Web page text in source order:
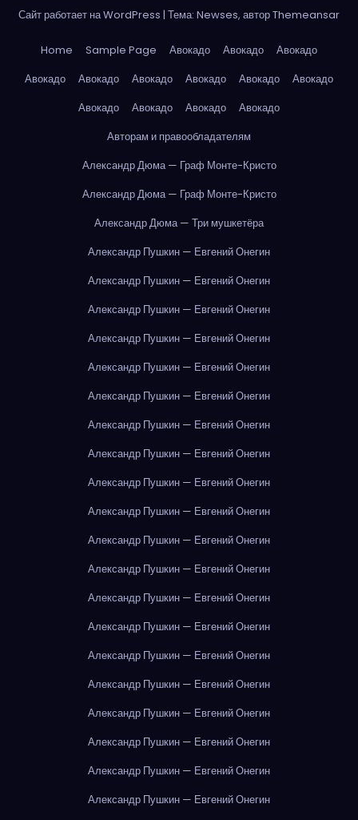
Сайт работает на WordPress | Тема: Newses, авторThemeansar
Home Sample Page Авокадо Авокадо
Авокадо
Авокадо
Авокадо Авокадо Авокадо Авокадо
Авокадо
Авокадо
Авокадо Авокадо
Авокадо
Авторам и правообладателям
Александр Дюма — Граф Монте-Кристо
Александр Дюма — Граф Монте-Кристо
Александр Дюма — Три мушкетёра
Александр Пушкин — Евгений Онегин
Александр Пушкин — Евгений Онегин
Александр Пушкин — Евгений Онегин
Александр Пушкин — Евгений Онегин
Александр Пушкин — Евгений Онегин
Александр Пушкин — Евгений Онегин
Александр Пушкин — Евгений Онегин
Александр Пушкин — Евгений Онегин
Александр Пушкин — Евгений Онегин
Александр Пушкин — Евгений Онегин
Александр Пушкин — Евгений Онегин
Александр Пушкин — Евгений Онегин
Александр Пушкин — Евгений Онегин
Александр Пушкин — Евгений Онегин
Александр Пушкин — Евгений Онегин
Александр Пушкин — Евгений Онегин
Александр Пушкин — Евгений Онегин
Александр Пушкин — Евгений Онегин
Александр Пушкин — Евгений Онегин
Александр Пушкин — Евгений Онегин